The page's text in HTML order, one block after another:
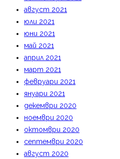
август 2021
юли 2021
юни 2021
май 2021
април 2021
март 2021
февруари 2021
януари 2021
декември 2020
ноември 2020
октомври 2020
септември 2020
август 2020